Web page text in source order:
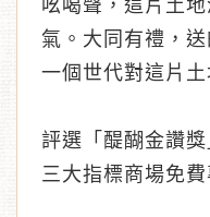
吆喝聲，這片土
氣。大同有禮，
一個世代對這片
評選「醍醐金讚
三大指標商場免費